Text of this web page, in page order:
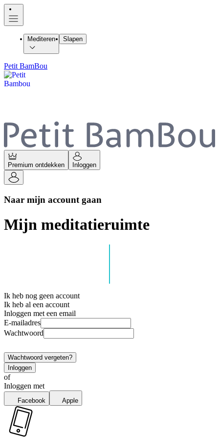
Mediteren Slapen
Petit BamBou
Premium ontdekken Inloggen
Naar mijn account gaan
Mijn meditatieruimte
Ik heb nog geen account
Ik heb al een account
Inloggen met een email
E-mailadres
Wachtwoord
Wachtwoord vergeten?
Inloggen
of
Inloggen met
Facebook Apple